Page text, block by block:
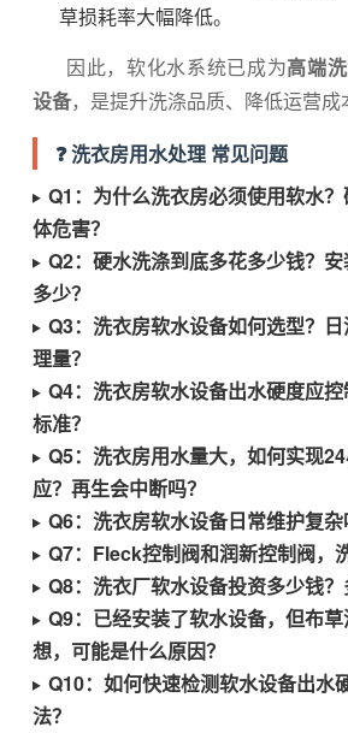
草损耗率大幅降低。
因此，软化水系统已成为高端
设备，是提升洗涤品质、降低运营成
❓ 洗衣房用水处理 常见问题
Q1：为什么洗衣房必须使用软水
体危害？
Q2：硬水洗涤到底多花多少钱？
多少？
Q3：洗衣房软水设备如何选型？
理量？
Q4：洗衣房软水设备出水硬度应
标准？
Q5：洗衣房用水量大，如何实现
应？再生会中断吗？
Q6：洗衣房软水设备日常维护复杂
Q7：Fleck控制阀和润新控制阀，
Q8：洗衣厂软水设备投资多少钱？
Q9：已经安装了软水设备，但布
想，可能是什么原因？
Q10：如何快速检测软水设备出水
法？